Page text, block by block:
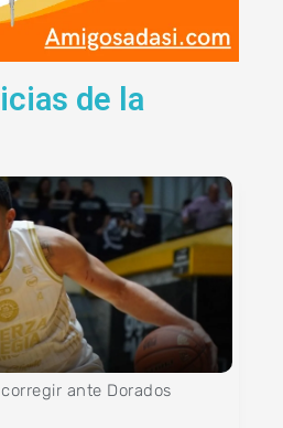
de la
ante Dorados